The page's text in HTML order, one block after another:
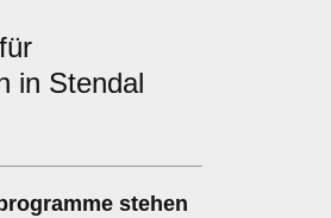
für
in Stendal
stehen